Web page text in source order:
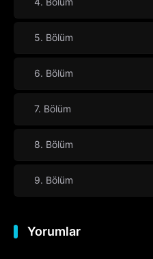
5. Bölüm
6. Bölüm
7. Bölüm
8. Bölüm
9. Bölüm
Yorumlar